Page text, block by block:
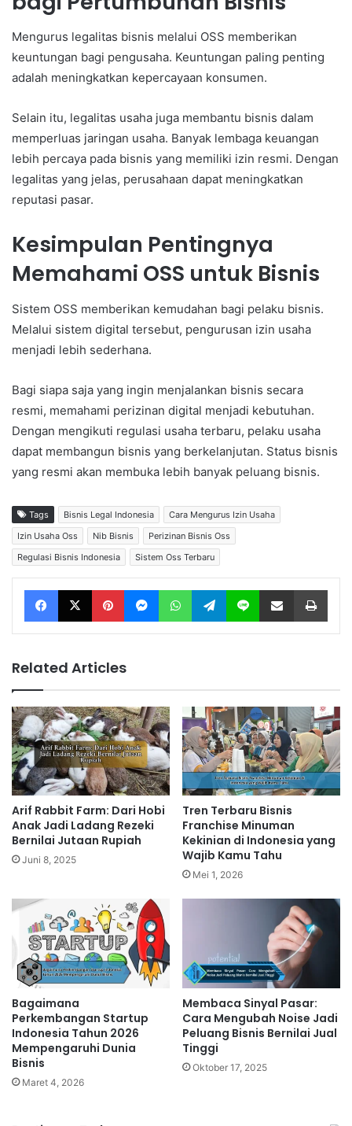
Mengurus legalitas bisnis melalui OSS memberikan
keuntungan bagi pengusaha. Keuntungan paling penting
adalah meningkatkan kepercayaan konsumen.
Selain itu, legalitas usaha juga membantu bisnis dalam
memperluas jaringan usaha. Banyak lembaga keuangan
lebih percaya pada bisnis yang memiliki izin resmi. Dengan
legalitas yang jelas, perusahaan dapat meningkatkan
reputasi pasar.
Kesimpulan Pentingnya
Memahami OSS untuk Bisnis
Sistem OSS memberikan kemudahan bagi pelaku bisnis.
Melalui sistem digital tersebut, pengurusan izin usaha
menjadi lebih sederhana.
Bagi siapa saja yang ingin menjalankan bisnis secara
resmi, memahami perizinan digital menjadi kebutuhan.
Dengan mengikuti regulasi usaha terbaru, pelaku usaha
dapat membangun bisnis yang berkelanjutan. Status bisnis
yang resmi akan membuka lebih banyak peluang bisnis.
Tags Bisnis Legal Indonesia
Cara Mengurus Izin Usaha
Izin Usaha Oss
Nib Bisnis
Perizinan Bisnis Oss
Regulasi Bisnis Indonesia
Sistem Oss Terbaru
Facebook X Pinterest Messenger WhatsApp Telegram Line Share via Email
Related Articles
Arif Rabbit Farm: Dari Hobi
Anak Jadi Ladang Rezeki
Bernilai Jutaan Rupiah
Juni 8, 2025
Tren Terbaru Bisnis
Franchise Minuman
Kekinian di Indonesia yang
Wajib Kamu Tahu
Mei 1, 2026
Bagaimana
Perkembangan Startup
Indonesia Tahun 2026
Mempengaruhi Dunia
Bisnis
Maret 4, 2026
Membaca Sinyal Pasar:
Cara Mengubah Noise Jadi
Peluang Bisnis Bernilai Jual
Tinggi
Oktober 17, 2025